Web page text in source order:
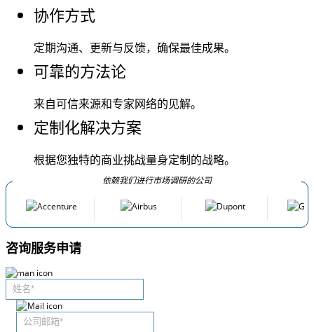
协作方式
定期沟通、更新与反馈，确保最佳成果。
可靠的方法论
来自可信来源和专家网络的见解。
定制化解决方案
根据您独特的商业挑战量身定制的战略。
依赖我们进行市场调研的公司
咨询服务申请